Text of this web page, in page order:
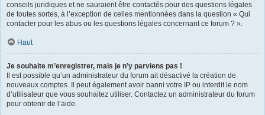
conseils juridiques et ne sauraient être contactés pour des questions légales
de toutes sortes, à l’exception de celles mentionnées dans la question « Qui
contacter pour les abus ou les questions légales concernant ce forum ? ».
Haut
Je souhaite m’enregistrer, mais je n’y parviens pas !
Il est possible qu’un administrateur du forum ait désactivé la création de
nouveaux comptes. Il peut également avoir banni votre IP ou interdit le nom
d’utilisateur que vous souhaitez utiliser. Contactez un administrateur du forum
pour obtenir de l’aide.